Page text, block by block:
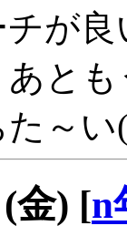
が
あと
た～
金) [n